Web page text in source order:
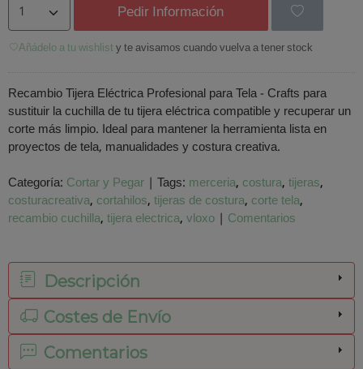
Pedir Información
Añádelo a tu wishlisty te avisamos cuando vuelva a tener stock
Recambio Tijera Eléctrica Profesional para Tela - Crafts para
sustituir la cuchilla de tu tijera eléctrica compatible y recuperar un
corte más limpio. Ideal para mantener la herramienta lista en
proyectos de tela, manualidades y costura creativa.
Categoría: Cortar y Pegar | Tags: merceria costura tijeras
costuracreativa cortahilos tijeras de costura corte tela
recambio cuchilla tijera electrica vloxo | Comentarios
Descripción
Costes de Envío
Comentarios